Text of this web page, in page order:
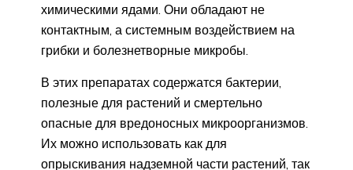
химическими ядами. Они обладают не
контактным, а системным воздействием на
грибки и болезнетворные микробы.
В этих препаратах содержатся бактерии,
полезные для растений и смертельно
опасные для вредоносных микроорганизмов.
Их можно использовать как для
опрыскивания надземной части растений, так